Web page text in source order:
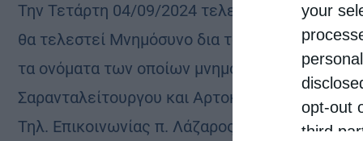
your
opt-out
third
Την Τετάρτη 04/09/2024 τελευταία ημέρα του
θα τελεστεί Μνημόσυνο δια τους
τα ονόματα των οποίων μνημονεύονται κατά
Σαρανταλείτουργου και Αρτοκλασία δια τους
Τηλ. Επικοινωνίας π. Λάζαρος 6942703194